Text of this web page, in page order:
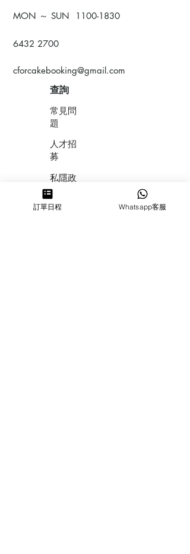
MON ～ SUN 1100-1830
6432 2700
cforcakebooking@gmail.com
查詢
常見問
題
人才招
募
私隱政
策
​積分計
訂單日程 Whatsapp客服